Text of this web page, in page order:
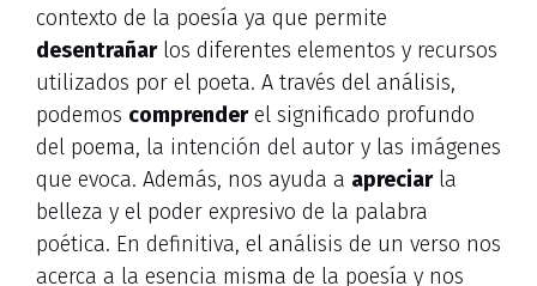
contexto de la poesía ya que permite
desentrañarlos diferentes elementos y recursos
utilizados por el poeta. A través del análisis,
podemos comprenderel significado profundo
del poema, la intención del autor y las imágenes
que evoca. Además, nos ayuda a apreciarla
belleza y el poder expresivo de la palabra
poética. En definitiva, el análisis de un verso nos
acerca a la esencia misma de la poesía y nos